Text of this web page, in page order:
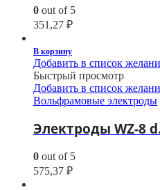
0 out of 5
351,27 ₽
В корзину
Добавить в список
Быстрый просмотр
Добавить в список
Вольфрамовые электроды
Электроды WZ-8
0 out of 5
575,37 ₽